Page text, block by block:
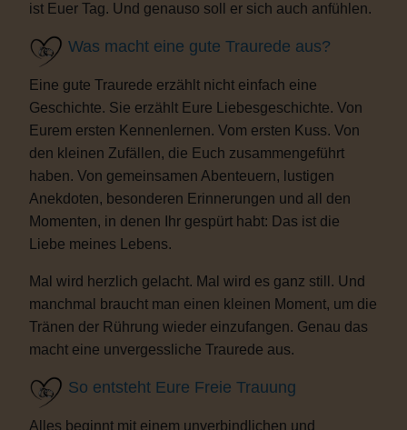
ist Euer Tag. Und genauso soll er sich auch anfühlen.
Was macht eine gute Traurede aus?
Eine gute Traurede erzählt nicht einfach eine
Geschichte. Sie erzählt Eure Liebesgeschichte. Von
Eurem ersten Kennenlernen. Vom ersten Kuss. Von
den kleinen Zufällen, die Euch zusammengeführt
haben. Von gemeinsamen Abenteuern, lustigen
Anekdoten, besonderen Erinnerungen und all den
Momenten, in denen Ihr gespürt habt: Das ist die
Liebe meines Lebens.
Mal wird herzlich gelacht. Mal wird es ganz still. Und
manchmal braucht man einen kleinen Moment, um die
Tränen der Rührung wieder einzufangen. Genau das
macht eine unvergessliche Traurede aus.
So entsteht Eure Freie Trauung
Alles beginnt mit einem unverbindlichen und